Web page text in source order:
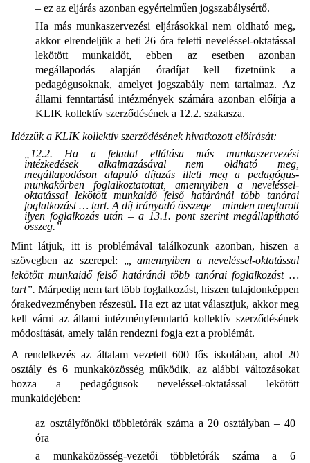
– ez az eljárás azonban egyértelműen jogszabálysértő.
Ha más munkaszervezési eljárásokkal nem oldható meg,
akkor elrendeljük a heti 26 óra feletti neveléssel-oktatással
lekötött munkaidőt, ebben az esetben azonban
megállapodás alapján óradíjat kell fizetnünk a
pedagógusoknak, amelyet jogszabály nem tartalmaz. Az
állami fenntartású intézmények számára azonban előírja a
KLIK kollektív szerződésének a 12.2. szakasza.
Idézzük a KLIK kollektív szerződésének hivatkozott előírását:
„12.2. Ha a feladat ellátása más munkaszervezési
intézkedések alkalmazásával nem oldható meg,
megállapodáson alapuló díjazás illeti meg a pedagógus-
munkakörben foglalkoztatottat, amennyiben a neveléssel-
oktatással lekötött munkaidő felső határánál több tanórai
foglalkozást … tart. A díj irányadó összege – minden megtarott
ilyen foglalkozás után – a 13.1. pont szerint megállapítható
összeg.”
Mint látjuk, itt is problémával találkozunk azonban, hiszen a
szövegben az szerepel: „, amennyiben a neveléssel-oktatással
lekötött munkaidő felső határánál több tanórai foglalkozást …
tart”. Márpedig nem tart több foglalkozást, hiszen tulajdonképpen
órakedvezményben részesül. Ha ezt az utat választjuk, akkor meg
kell várni az állami intézményfenntartó kollektív szerződésének
módosítását, amely talán rendezni fogja ezt a problémát.
A rendelkezés az általam vezetett 600 fős iskolában, ahol 20
osztály és 6 munkaközösség működik, az alábbi változásokat
hozza a pedagógusok neveléssel-oktatással lekötött
munkaidejében:
az osztályfőnöki többletórák száma a 20 osztályban – 40
óra
a munkaközösség-vezetői többletórák száma a 6